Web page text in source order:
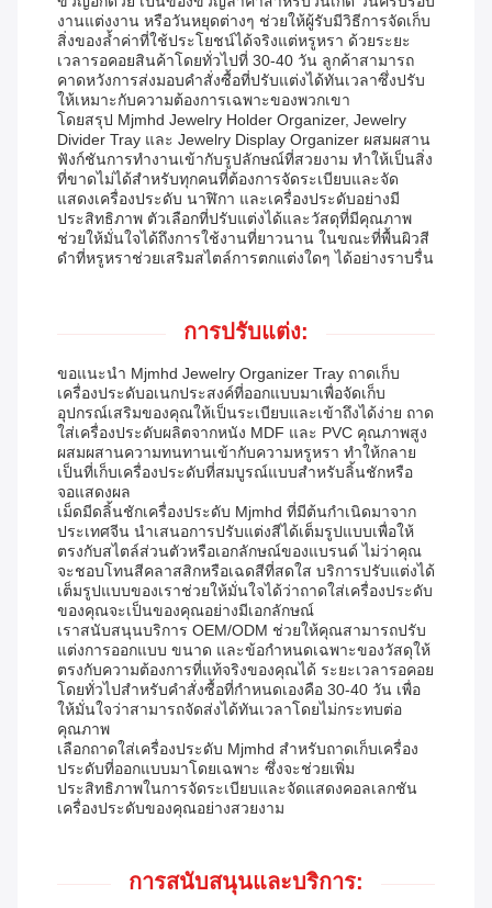
งานแต่งงาน หรือวันหยุดต่างๆ ช่วยให้ผู้รับมีวิธีการจัดเก็บ
สิ่งของล้ำค่าที่ใช้ประโยชน์ได้จริงแต่หรูหรา ด้วยระยะ
เวลารอคอยสินค้าโดยทั่วไปที่ 30-40 วัน ลูกค้าสามารถ
คาดหวังการส่งมอบคำสั่งซื้อที่ปรับแต่งได้ทันเวลาซึ่งปรับ
ให้เหมาะกับความต้องการเฉพาะของพวกเขา
โดยสรุป Mjmhd Jewelry Holder Organizer, Jewelry
Divider Tray และ Jewelry Display Organizer ผสมผสาน
ฟังก์ชันการทำงานเข้ากับรูปลักษณ์ที่สวยงาม ทำให้เป็นสิ่ง
ที่ขาดไม่ได้สำหรับทุกคนที่ต้องการจัดระเบียบและจัด
แสดงเครื่องประดับ นาฬิกา และเครื่องประดับอย่างมี
ประสิทธิภาพ ตัวเลือกที่ปรับแต่งได้และวัสดุที่มีคุณภาพ
ช่วยให้มั่นใจได้ถึงการใช้งานที่ยาวนาน ในขณะที่พื้นผิวสี
ดำที่หรูหราช่วยเสริมสไตล์การตกแต่งใดๆ ได้อย่างราบรื่น
การปรับแต่ง:
ขอแนะนำ Mjmhd Jewelry Organizer Tray ถาดเก็บ
เครื่องประดับอเนกประสงค์ที่ออกแบบมาเพื่อจัดเก็บ
อุปกรณ์เสริมของคุณให้เป็นระเบียบและเข้าถึงได้ง่าย ถาด
ใส่เครื่องประดับผลิตจากหนัง MDF และ PVC คุณภาพสูง
ผสมผสานความทนทานเข้ากับความหรูหรา ทำให้กลาย
เป็นที่เก็บเครื่องประดับที่สมบูรณ์แบบสำหรับลิ้นชักหรือ
จอแสดงผล
เม็ดมีดลิ้นชักเครื่องประดับ Mjmhd ที่มีต้นกำเนิดมาจาก
ประเทศจีน นำเสนอการปรับแต่งสีได้เต็มรูปแบบเพื่อให้
ตรงกับสไตล์ส่วนตัวหรือเอกลักษณ์ของแบรนด์ ไม่ว่าคุณ
จะชอบโทนสีคลาสสิกหรือเฉดสีที่สดใส บริการปรับแต่งได้
เต็มรูปแบบของเราช่วยให้มั่นใจได้ว่าถาดใส่เครื่องประดับ
ของคุณจะเป็นของคุณอย่างมีเอกลักษณ์
เราสนับสนุนบริการ OEM/ODM ช่วยให้คุณสามารถปรับ
แต่งการออกแบบ ขนาด และข้อกำหนดเฉพาะของวัสดุให้
ตรงกับความต้องการที่แท้จริงของคุณได้ ระยะเวลารอคอย
โดยทั่วไปสำหรับคำสั่งซื้อที่กำหนดเองคือ 30-40 วัน เพื่อ
ให้มั่นใจว่าสามารถจัดส่งได้ทันเวลาโดยไม่กระทบต่อ
คุณภาพ
เลือกถาดใส่เครื่องประดับ Mjmhd สำหรับถาดเก็บเครื่อง
ประดับที่ออกแบบมาโดยเฉพาะ ซึ่งจะช่วยเพิ่ม
ประสิทธิภาพในการจัดระเบียบและจัดแสดงคอลเลกชัน
เครื่องประดับของคุณอย่างสวยงาม
การสนับสนุนและบริการ: